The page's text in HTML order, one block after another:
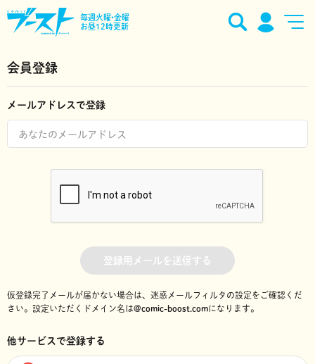
毎週火曜•金曜
お昼12時更新
会員登録
メールアドレスで登録
登録用メールを送信する
仮登録完了メールが届かない場合は、迷惑メールフィルタの設定をご確認くだ
さい。 設定いただくドメイン名は@comic-boost.comになります。
他サービスで登録する